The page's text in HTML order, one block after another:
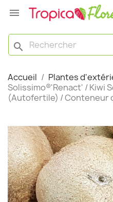

search
Accueil Plantes
Solissimo®'Renact' / Kiwi
(Autofertile) / Conteneur